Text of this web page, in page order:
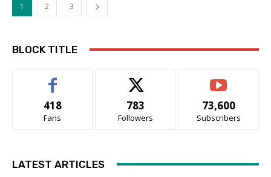
1 2 3
BLOCK TITLE
418
Fans
783
Followers
73,600
Subscribers
LATEST ARTICLES